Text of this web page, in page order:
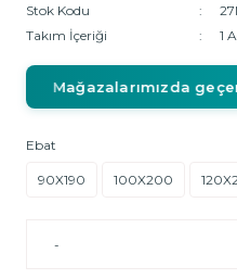
Stok Kodu
Takım İçeriği
1
Mağazalarımızda
Ebat
90X190 100X200
-